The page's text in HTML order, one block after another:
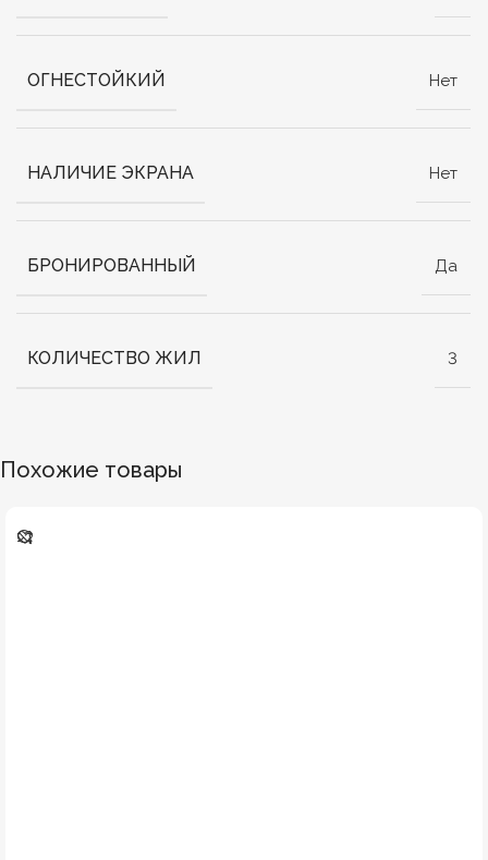
ОГНЕСТОЙКИЙ Нет
НАЛИЧИЕ ЭКРАНА Нет
БРОНИРОВАННЫЙ Да
КОЛИЧЕСТВО ЖИЛ 3
Похожие товары